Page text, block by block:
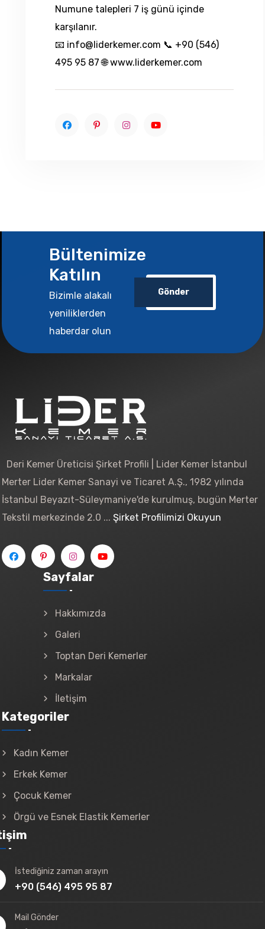
Numune talepleri 7 iş günü içinde
karşılanır.
📧 info@liderkemer.com 📞 +90 (546)
495 95 87 🌐www.liderkemer.com
Bültenimize
Katılın
Bizimle alakalı
yeniliklerden
haberdar olun
Gönder
Deri Kemer Üreticisi Şirket Profili | Lider Kemer İstanbul
Merter Lider Kemer Sanayi ve Ticaret A.Ş., 1982 yılında
İstanbul Beyazıt-Süleymaniye'de kurulmuş, bugün Merter
Tekstil merkezinde 2.0 ... Şirket Profilimizi Okuyun
Sayfalar
Hakkımızda
Galeri
Toptan Deri Kemerler
Markalar
İletişim
Kategoriler
Kadın Kemer
Erkek Kemer
Çocuk Kemer
Örgü ve Esnek Elastik Kemerler
İstediğiniz zaman arayın
+90 (546) 495 95 87
Mail Gönder